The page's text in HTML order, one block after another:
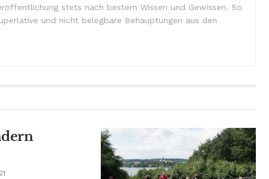
stets nach bestem Wissen und Gewissen. So
und nicht belegbare Behauptungen aus den